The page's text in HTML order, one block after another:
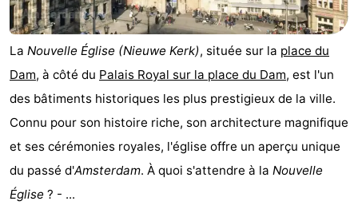
Experiences
Villages
&
villes
Visites
guidées
Sports
-
Faire
du
-
Randonnée
Divertissement
La Nouvelle Église (Nieuwe Kerk), située sur la place du
Dam, à côté du Palais Royal sur la place du Dam, est l'un
des bâtiments historiques les plus prestigieux de la ville.
Connu pour son histoire riche, son architecture magnifique
et ses cérémonies royales, l'église offre un aperçu unique
du passé d'Amsterdam. À quoi s'attendre à la Nouvelle
Église ? - ...